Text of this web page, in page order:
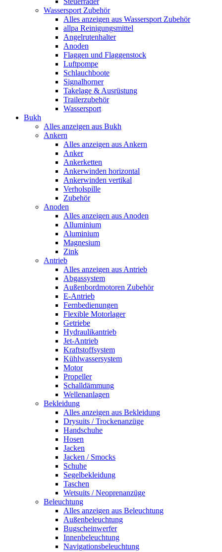
Wassersport Zubehör
Alles anzeigen aus Wassersport Zubehör
allpa Reinigungsmittel
Angelrutenhalter
Anoden
Flaggen und Flaggenstock
Luftpompe
Schlauchboote
Signalhorner
Takelage & Ausrüstung
Trailerzubehör
Wassersport
Bukh
Alles anzeigen aus Bukh
Ankern
Alles anzeigen aus Ankern
Anker
Ankerketten
Ankerwinden horizontal
Ankerwinden vertikal
Verholspille
Zubehör
Anoden
Alles anzeigen aus Anoden
Alluminium
Aluminium
Magnesium
Zink
Antrieb
Alles anzeigen aus Antrieb
Abgassystem
Außenbordmotoren Zubehör
E-Antrieb
Fernbedienungen
Flexible Motorlager
Getriebe
Hydraulikantrieb
Jet-Antrieb
Kraftstoffsystem
Kühlwassersystem
Motor
Propeller
Schalldämmung
Wellenanlagen
Bekleidung
Alles anzeigen aus Bekleidung
Drysuits / Trockenanzüge
Handschuhe
Hosen
Jacken
Jacken / Smocks
Schuhe
Segelbekleidung
Taschen
Wetsuits / Neoprenanzüge
Beleuchtung
Alles anzeigen aus Beleuchtung
Außenbeleuchtung
Bugscheinwerfer
Innenbeleuchtung
Navigationsbeleuchtung